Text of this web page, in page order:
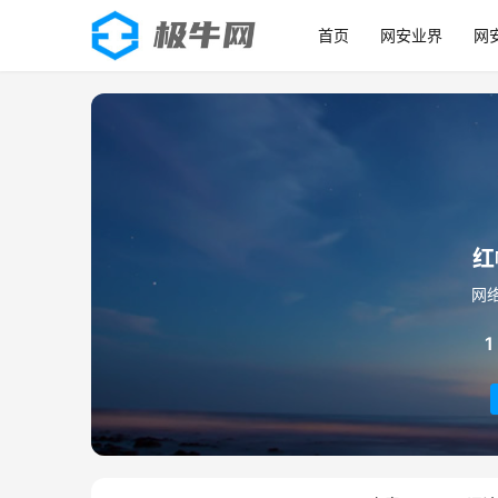
首页 网安业界 网
网
1